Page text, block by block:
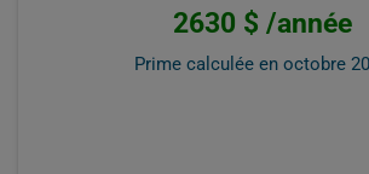
2630 $ /année
Prime calculée en octobre